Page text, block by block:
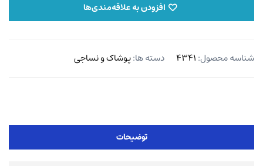
افزودن به علاقه‌مندی‌ها
شناسه محصول:۴۳۴۱ دسته ها:پوشاک و نساجی
توضیحات